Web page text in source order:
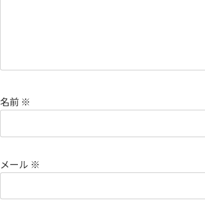
名前 ※
メール ※